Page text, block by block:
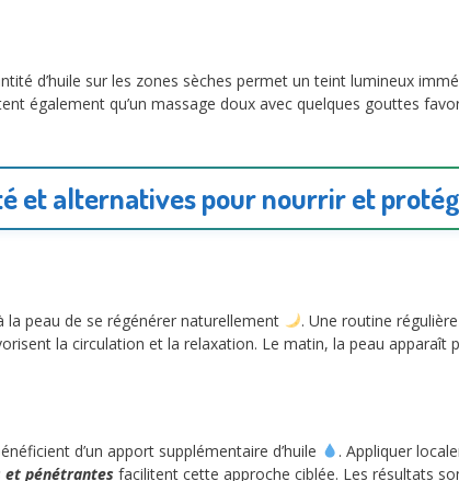
d’huile sur les zones sèches permet un teint lumineux
également qu’un massage doux avec quelques gouttes
et alternatives pour nourrir et
peau de se régénérer naturellement
. Une routine
la circulation et la relaxation. Le matin, la peau apparaît
d’un apport supplémentaire d’huile
. Appliquer
et pénétrantes facilitent cette approche ciblée. Les résultats